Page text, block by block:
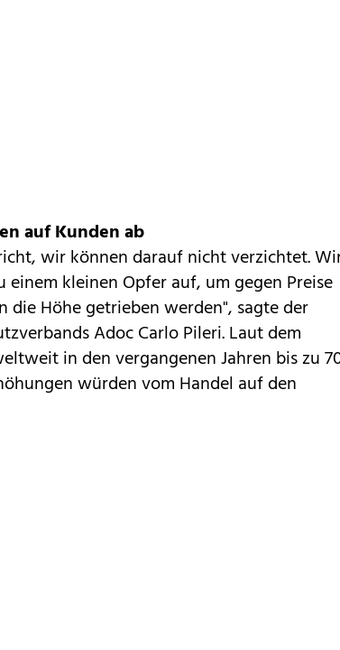
auf Kunden ab
wir können darauf nicht verzichtet.
kleinen Opfer auf, um gegen Preise
Höhe getrieben werden", sagte der
Adoc Carlo Pileri. Laut dem
in den vergangenen Jahren bis zu
würden vom Handel auf den